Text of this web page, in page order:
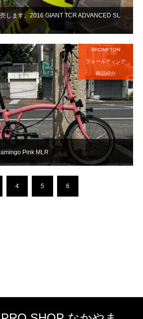
します。2016 GIANT TCR ADVANCED SL
Pink MLR
BROMPTON
フォールディング
商品紹介
4 5 6